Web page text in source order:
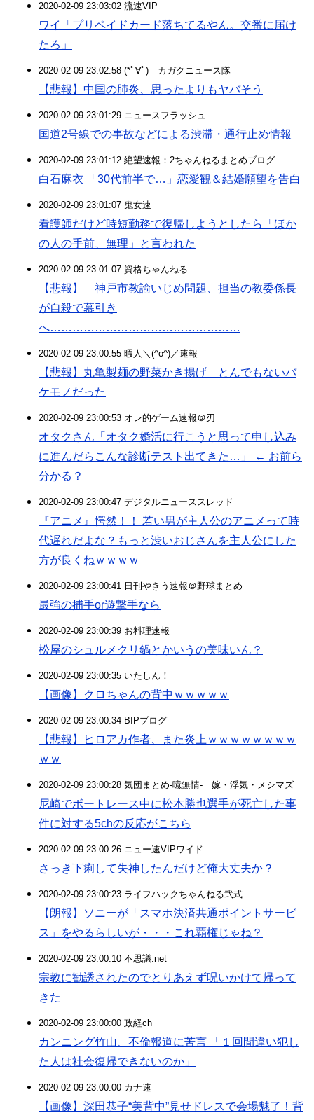
2020-02-09 23:03:02 流速VIP
ワイ「プリペイドカード落ちてるやん。交番に届け
たろ」
2020-02-09 23:02:58 (*ﾟ∀ﾟ)ゞカガクニュース隊
【悲報】中国の肺炎、思ったよりもヤバそう
2020-02-09 23:01:29 ニュースフラッシュ
国道2号線での事故などによる渋滞・通行止め情報
2020-02-09 23:01:12 絶望速報：2ちゃんねるまとめブログ
白石麻衣 「30代前半で…」恋愛観＆結婚願望を告白
2020-02-09 23:01:07 鬼女速
看護師だけど時短勤務で復帰しようとしたら「ほか
の人の手前、無理」と言われた
2020-02-09 23:01:07 資格ちゃんねる
【悲報】 神戸市教諭いじめ問題、担当の教委係長
が自殺で幕引き
へ……………………………………………
2020-02-09 23:00:55 暇人＼(^o^)／速報
【悲報】丸亀製麺の野菜かき揚げ とんでもないバ
ケモノだった
2020-02-09 23:00:53 オレ的ゲーム速報＠刃
オタクさん「オタク婚活に行こうと思って申し込み
に進んだらこんな診断テスト出てきた…」 ← お前ら
分かる？
2020-02-09 23:00:47 デジタルニューススレッド
『アニメ』愕然！！ 若い男が主人公のアニメって時
代遅れだよな？もっと渋いおじさんを主人公にした
方が良くねｗｗｗｗ
2020-02-09 23:00:41 日刊やきう速報＠野球まとめ
最強の捕手or遊撃手なら
2020-02-09 23:00:39 お料理速報
松屋のシュルメクリ鍋とかいうの美味いん？
2020-02-09 23:00:35 いたしん！
【画像】クロちゃんの背中ｗｗｗｗｗ
2020-02-09 23:00:34 BIPブログ
【悲報】ヒロアカ作者、また炎上ｗｗｗｗｗｗｗｗ
ｗｗ
2020-02-09 23:00:28 気団まとめ-噫無情-｜嫁・浮気・メシマズ
尼崎でボートレース中に松本勝也選手が死亡した事
件に対する5chの反応がこちら
2020-02-09 23:00:26 ニュー速VIPワイド
さっき下痢して失神したんだけど俺大丈夫か？
2020-02-09 23:00:23 ライフハックちゃんねる弐式
【朗報】ソニーが「スマホ決済共通ポイントサービ
ス」をやるらしいが・・・これ覇権じゃね？
2020-02-09 23:00:10 不思議.net
宗教に勧誘されたのでとりあえず呪いかけて帰って
きた
2020-02-09 23:00:00 政経ch
カンニング竹山、不倫報道に苦言 「１回間違い犯し
た人は社会復帰できないのか」
2020-02-09 23:00:00 カナ速
【画像】深田恭子“美背中”見せドレスで会場魅了！背